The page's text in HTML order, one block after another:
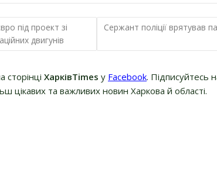
під проект зі
двигунів
Сержант поліції врятував
ХарківTimes у Facebook. Підписуйтесь
цікавих та важливих новин Харкова й області.